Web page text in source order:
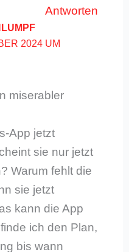
Antworten
2024 UM
miserabler
App jetzt
sie nur jetzt
Warum fehlt die
sie jetzt
kann die App
ich den Plan,
bis wann